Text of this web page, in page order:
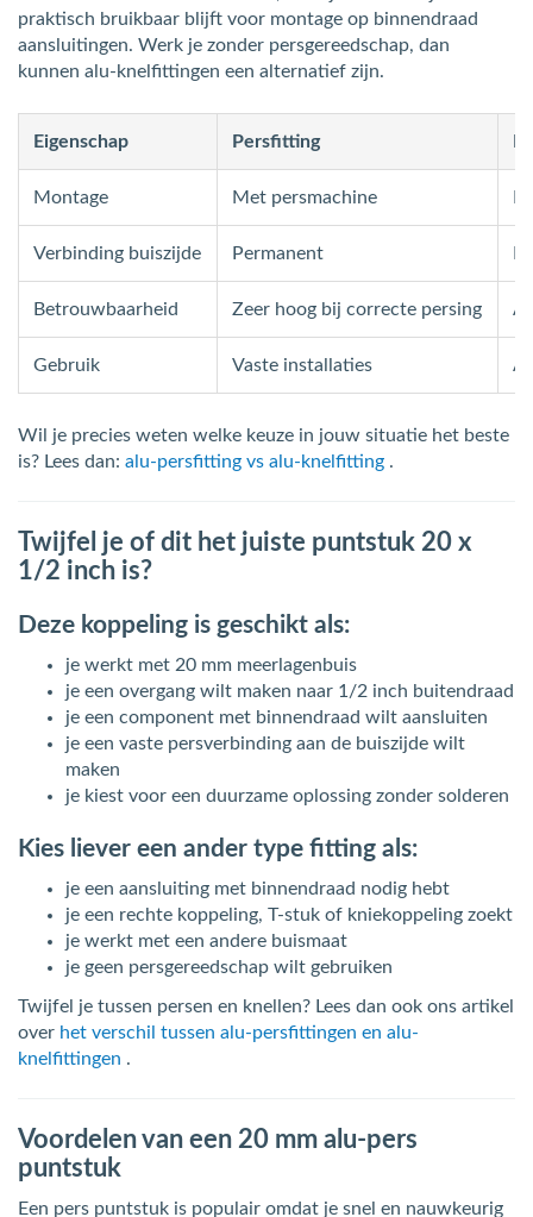
praktisch bruikbaar blijft voor montage op binnendraad
aansluitingen. Werk je zonder persgereedschap, dan
kunnen alu-knelfittingen een alternatief zijn.
Eigenschap Persfitting
Montage Met persmachine
Verbinding buiszijde Permanent
Betrouwbaarheid Zeer hoog bij correcte persing
Gebruik Vaste installaties
Wil je precies weten welke keuze in jouw situatie het beste
is? Lees dan: alu-persfitting vs alu-knelfitting .
Twijfel je of dit het juiste puntstuk 20 x
1/2 inch is?
Deze koppeling is geschikt als:
je werkt met 20 mm meerlagenbuis
je een overgang wilt maken naar 1/2 inch buitendraad
je een component met binnendraad wilt aansluiten
je een vaste persverbinding aan de buiszijde wilt
maken
je kiest voor een duurzame oplossing zonder solderen
Kies liever een ander type fitting als:
je een aansluiting met binnendraad nodig hebt
je een rechte koppeling, T-stuk of kniekoppeling zoekt
je werkt met een andere buismaat
je geen persgereedschap wilt gebruiken
Twijfel je tussen persen en knellen? Lees dan ook ons artikel
over het verschil tussen alu-persfittingen en alu-
knelfittingen .
Voordelen van een 20 mm alu-pers
puntstuk
Een pers puntstuk is populair omdat je snel en nauwkeurig